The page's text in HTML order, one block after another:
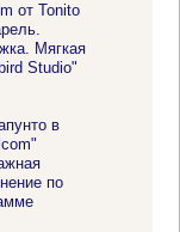
от Tonito
Мягкая
Studio"
в
по